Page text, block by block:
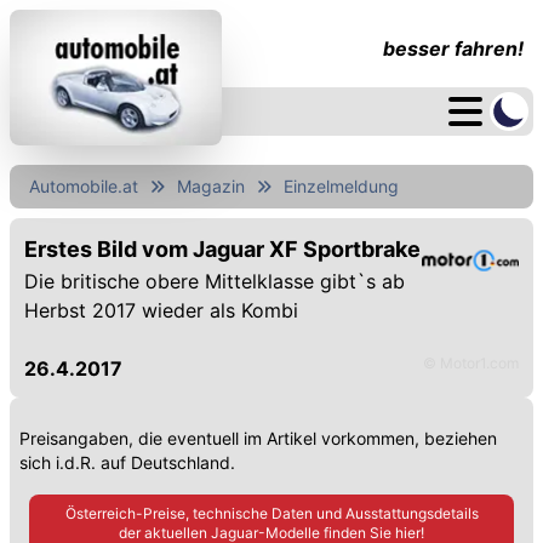
besser fahren!
Automobile.at Magazin Einzelmeldung
Erstes Bild vom Jaguar XF Sportbrake
Die britische obere Mittelklasse gibt`s ab
Herbst 2017 wieder als Kombi
26.4.2017
Preisangaben, die eventuell im Artikel vorkommen, beziehen
sich i.d.R. auf Deutschland.
Österreich-Preise, technische Daten und Ausstattungsdetails
der aktuellen Jaguar-Modelle finden Sie hier!